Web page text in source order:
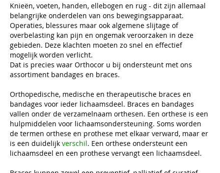
Knieën, voeten, handen, ellebogen en rug - dit zijn allemaal
belangrijke onderdelen van ons bewegingsapparaat.
Operaties, blessures maar ook algemene slijtage of
overbelasting kan pijn en ongemak veroorzaken in deze
gebieden. Deze klachten moeten zo snel en effectief
mogelijk worden verlicht.
Dat is precies waar Orthocor u bij ondersteunt met ons
assortiment bandages en braces.
Orthopedische, medische en therapeutische braces en
bandages voor ieder lichaamsdeel. Braces en bandages
vallen onder de verzamelnaam orthesen. Een orthese is een
hulpmiddelen voor lichaamsondersteuning. Soms worden
de termen orthese en prothese met elkaar verward, maar er
is een duidelijk verschil. Een orthese ondersteunt een
lichaamsdeel en een prothese vervangt een lichaamsdeel.